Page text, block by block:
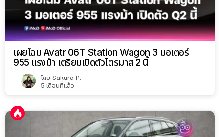
เผยโฉม Avatr 06T Station Wagon 3 มอเตอร์
955 แรงม้า เตรียมเปิดตัวไตรมาส 2 นี้
โดย Sakura P.
5 เดือนที่แล้ว